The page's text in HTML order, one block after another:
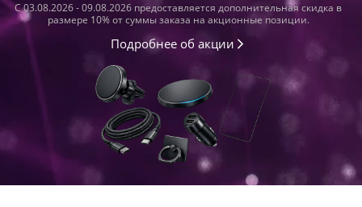
С 03.08.2026 - 09.08.2026 предоставляется дополнительная скидка в
размере 10% от суммы заказа на акционные позиции.
Подробнее об акции